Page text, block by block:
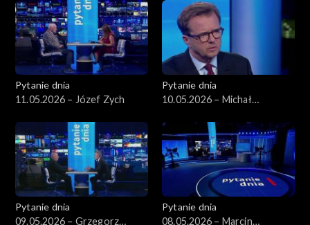
Pytanie dnia
11.05.2026 – Józef Zych
Pytanie dnia
10.05.2026 – Michał
Pytanie dnia
09.05.2026 – Grzegorz
Pytanie dnia
08.05.2026 – Marcin